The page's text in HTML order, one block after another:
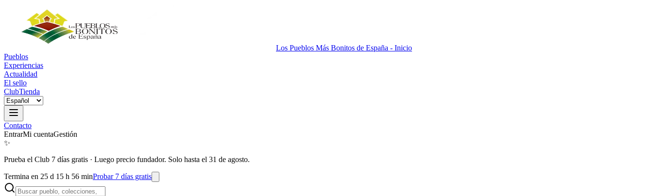
Los Pueblos Más Bonitos de España - Inicio
Pueblos
Experiencias
Actualidad
El sello
ClubTienda
Contacto
EntrarMi cuentaGestión
✨
Prueba el Club 7 días gratis · Luego precio fundador. Solo hasta el 31 de agosto.
Termina en 25 d 15 h 56 minProbar 7 días gratis